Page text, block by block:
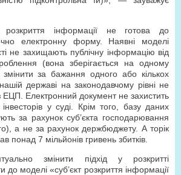
інформації не готова до
електронну форму. Наявні моделі
не захищають публічну інформацію від
(вона зберігається на одному
змінити за бажання одного або кількох
державі на законодавчому рівні не
ЕЦП. Електронний документ не захистить
у суді. Крім того, базу даних
за рахунок суб’єкта господарювання
а не за рахунок держбюджету. А торік
понад 7 мільйонів гривень збитків.
змінити підхід у розкритті
до моделі «суб’єкт розкриття інформації